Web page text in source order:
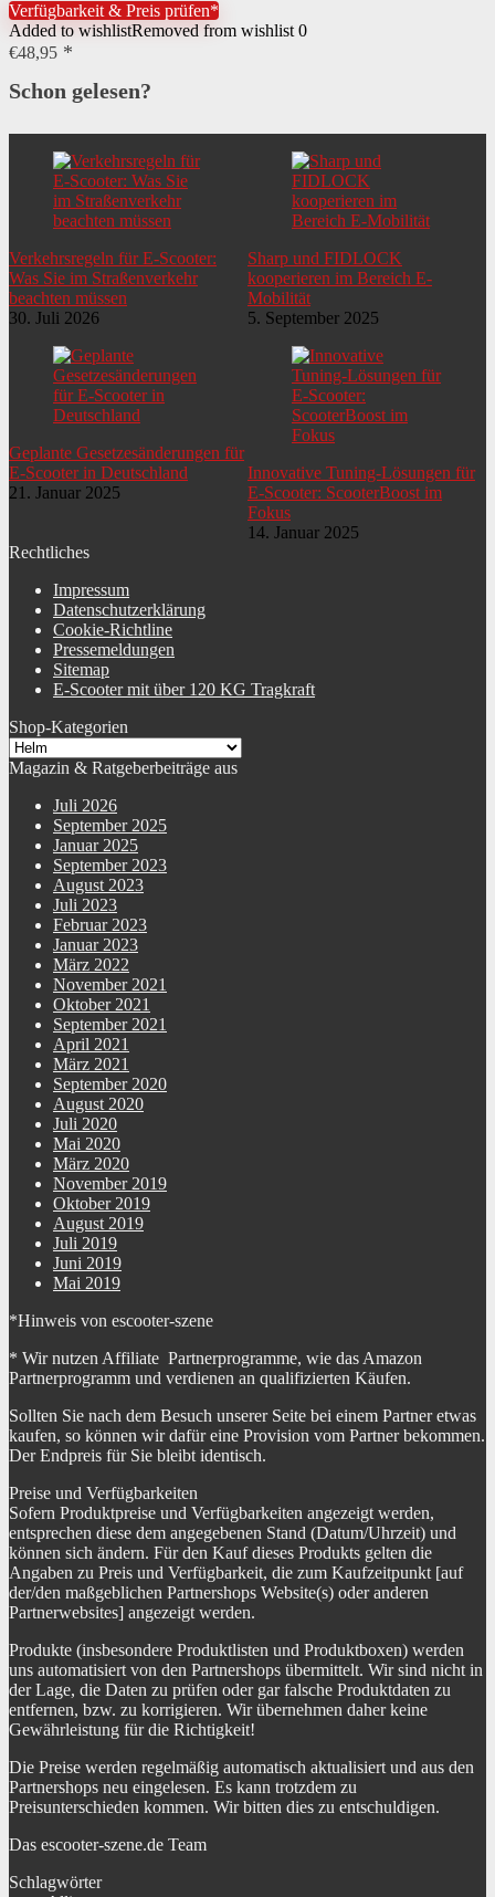
Verfügbarkeit & Preis prüfen*
Added to wishlistRemoved from wishlist 0
€48,95
Schon gelesen?
Verkehrsregeln für E-Scooter:
Was Sie im Straßenverkehr
beachten müssen
30. Juli 2026
Sharp und FIDLOCK
kooperieren im Bereich E-
Mobilität
5. September 2025
Geplante Gesetzesänderungen für
E-Scooter in Deutschland
21. Januar 2025
Innovative Tuning-Lösungen für
E-Scooter: ScooterBoost im
Fokus
14. Januar 2025
Rechtliches
Impressum
Datenschutzerklärung
Cookie-Richtline
Pressemeldungen
Sitemap
E-Scooter mit über 120 KG Tragkraft
Shop-Kategorien
Magazin & Ratgeberbeiträge aus
Juli 2026
September 2025
Januar 2025
September 2023
August 2023
Juli 2023
Februar 2023
Januar 2023
März 2022
November 2021
Oktober 2021
September 2021
April 2021
März 2021
September 2020
August 2020
Juli 2020
Mai 2020
März 2020
November 2019
Oktober 2019
August 2019
Juli 2019
Juni 2019
Mai 2019
*Hinweis von escooter-szene
* Wir nutzen Affiliate Partnerprogramme, wie das Amazon
Partnerprogramm und verdienen an qualifizierten Käufen.
Sollten Sie nach dem Besuch unserer Seite bei einem Partner etwas
kaufen, so können wir dafür eine Provision vom Partner bekommen.
Der Endpreis für Sie bleibt identisch.
Preise und Verfügbarkeiten
Sofern Produktpreise und Verfügbarkeiten angezeigt werden,
entsprechen diese dem angegebenen Stand (Datum/Uhrzeit) und
können sich ändern. Für den Kauf dieses Produkts gelten die
Angaben zu Preis und Verfügbarkeit, die zum Kaufzeitpunkt [auf
der/den maßgeblichen Partnershops Website(s) oder anderen
Partnerwebsites] angezeigt werden.
Produkte (insbesondere Produktlisten und Produktboxen) werden
uns automatisiert von den Partnershops übermittelt. Wir sind nicht in
der Lage, die Daten zu prüfen oder gar falsche Produktdaten zu
entfernen, bzw. zu korrigieren. Wir übernehmen daher keine
Gewährleistung für die Richtigkeit!
Die Preise werden regelmäßig automatisch aktualisiert und aus den
Partnershops neu eingelesen. Es kann trotzdem zu
Preisunterschieden kommen. Wir bitten dies zu entschuldigen.
Das escooter-szene.de Team
Schlagwörter